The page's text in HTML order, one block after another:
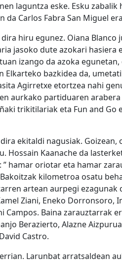
laguntza eske. Esku
da Carlos Fabra San Miguel
hiru egunez. Oiana
jasoko dute azokari hasiera
izango da azoka
Elkarteko bazkidea da,
Agirretxe etortzea nahi
aurkako partiduaren
trikitilariak eta Fun and
ekitaldi nagusiak.
Hossain Kaanache da
hamar oriotar eta hamar
kilometroa osatu
artean aurpegi ezagunak
Ziani, Eneko Dorronsoro,
Campos. Baina zarauztarrak
Berazierto, Alazne
Castro.
Larunbat arratsaldean